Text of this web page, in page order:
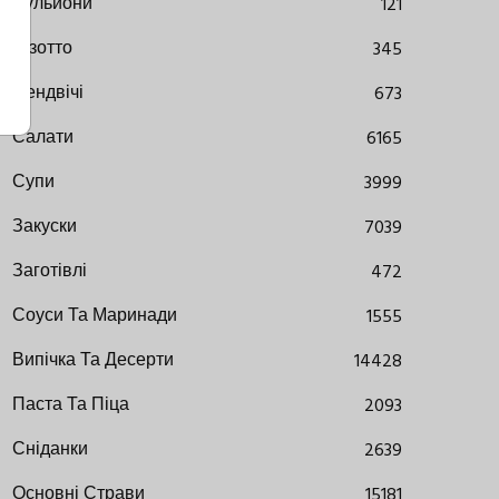
Різотто
345
Сендвічі
673
Салати
6165
Супи
3999
Закуски
7039
Заготівлі
472
Соуси Та Маринади
1555
Випічка Та Десерти
14428
Паста Та Піца
2093
Сніданки
2639